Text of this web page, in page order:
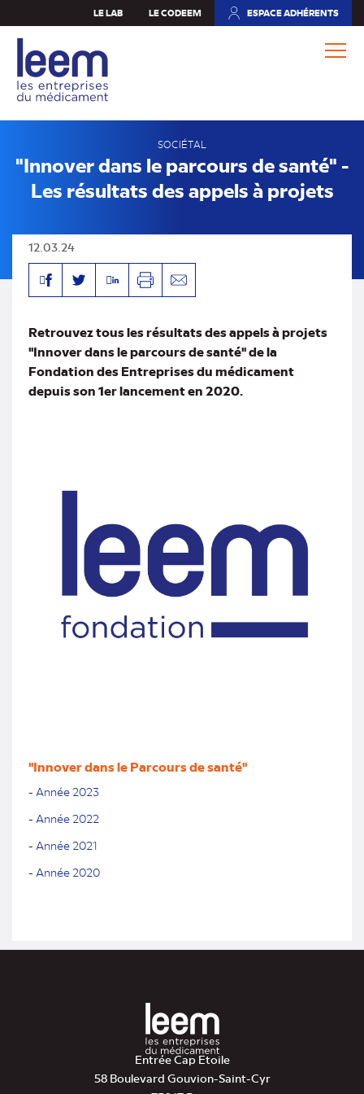
au
contenu
principal
LE LAB LE CODEEM ESPACE ADHÉRENTS
(NOUVEL
SOCIÉTAL
"Innover dans le parcours de santé" -
Les résultats des appels à projets
12.03.24
FacebookTwitterLinkedinImprimerEnvoyer
Retrouvez tous les résultats des appels à projets
"Innover dans le parcours de santé" de la
Fondation des Entreprises du médicament
depuis son 1er lancement en 2020.
"Innover dans le Parcours de santé"
- Année 2023
- Année2022
- Année 2021
- Année 2020
Entrée Cap Etoile
58 Boulevard Gouvion-Saint-Cyr